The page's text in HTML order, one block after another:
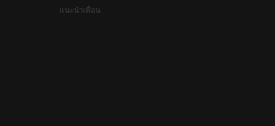
แนะนำเพื่อน